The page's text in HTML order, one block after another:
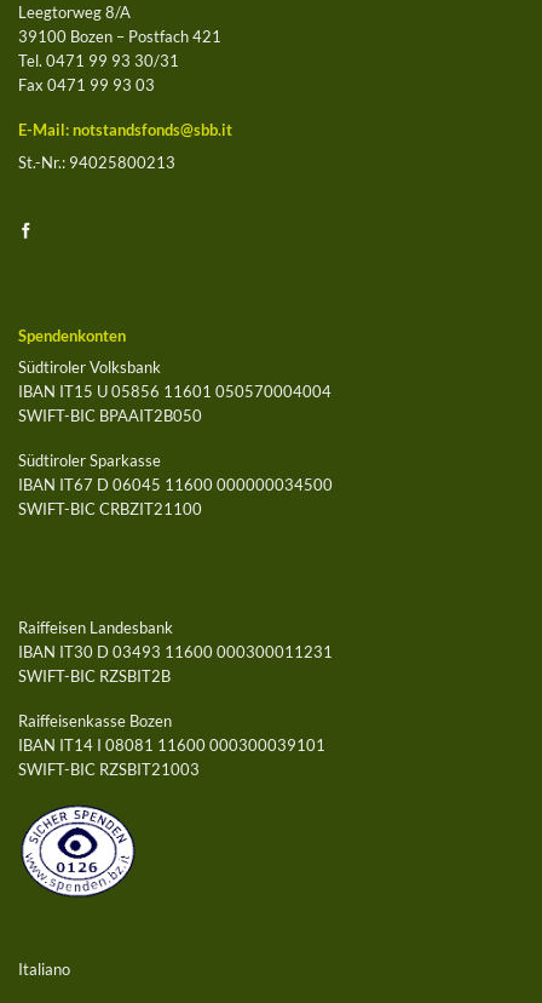
Leegtorweg 8/A
39100 Bozen – Postfach 421
Tel. 0471 99 93 30/31
Fax 0471 99 93 03
E-Mail: notstandsfonds@sbb.it
St.-Nr.: 94025800213
Spendenkonten
Südtiroler Volksbank
IBAN IT15 U 05856 11601 050570004004
SWIFT-BIC BPAAIT2B050
Südtiroler Sparkasse
IBAN IT67 D 06045 11600 000000034500
SWIFT-BIC CRBZIT21100
Raiffeisen Landesbank
IBAN IT30 D 03493 11600 000300011231
SWIFT-BIC RZSBIT2B
Raiffeisenkasse Bozen
IBAN IT14 I 08081 11600 000300039101
SWIFT-BIC RZSBIT21003
Italiano